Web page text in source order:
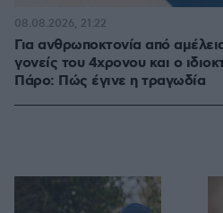
Για ανθρωποκτονία από
γονείς του 4χρονου και ο
Πάρο: Πώς έγινε η τραγωδία
08.08.2026, 21:22